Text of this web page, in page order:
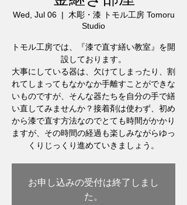
Wed, Jul 06
  |
木彫・漆 トモル工房 Tomoru
Studio
トモル工房では、『漆で直す繕い教室』を開
設しております。
大事にしている器は、欠けてしまったり、割
れてしまってもなかなか手離すことができな
いものですが、そんな器たちを自分の手で繕
い直してみませんか？接着剤は使わず、初め
から漆で直す方法なのでとても時間がかかり
ますが、その時間の経過も楽しみながらゆっ
くりじっくり進めていきましょう。
お申し込みの受付は終了しまし
た。